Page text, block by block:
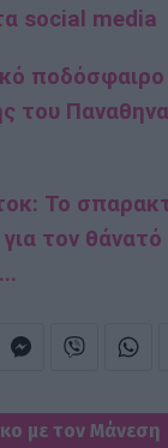
social media
του
Το
τον
με τον Μάνεση